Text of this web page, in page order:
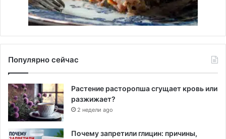
Популярно сейчас
Растение расторопша сгущает кровь или
разжижает?
2 недели ago
Почему запретили глицин: причины,